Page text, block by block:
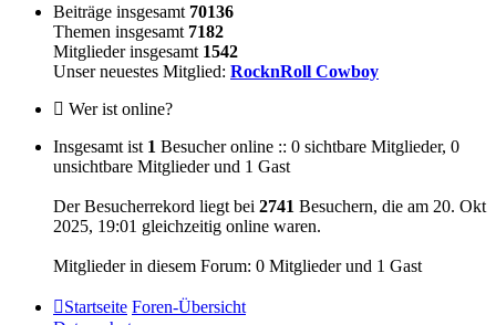
Beiträge insgesamt 70136
Themen insgesamt 7182
Mitglieder insgesamt 1542
Unser neuestes Mitglied: RocknRoll Cowboy
Wer ist online?
Insgesamt ist 1 Besucher online :: 0 sichtbare Mitglieder, 0
unsichtbare Mitglieder und 1 Gast
Der Besucherrekord liegt bei 2741 Besuchern, die am 20. Okt
2025, 19:01 gleichzeitig online waren.
Mitglieder in diesem Forum: 0 Mitglieder und 1 Gast
Startseite Foren-Übersicht